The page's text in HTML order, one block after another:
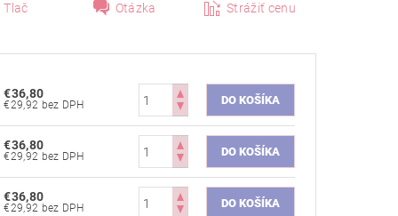
Tlač Otázka Strážiť cenu
€36,80
€29,92 bez DPH
€36,80
€29,92 bez DPH
€36,80
€29,92 bez DPH